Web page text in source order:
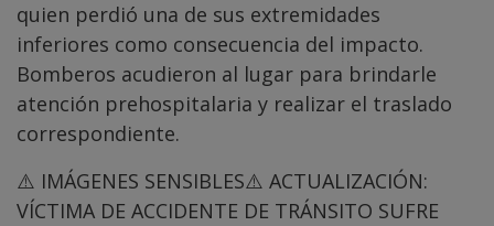
quien perdió una de sus extremidades
inferiores como consecuencia del impacto.
Bomberos acudieron al lugar para brindarle
atención prehospitalaria y realizar el traslado
correspondiente.
⚠️ IMÁGENES SENSIBLES⚠️ ACTUALIZACIÓN:
VÍCTIMA DE ACCIDENTE DE TRÁNSITO SUFRE